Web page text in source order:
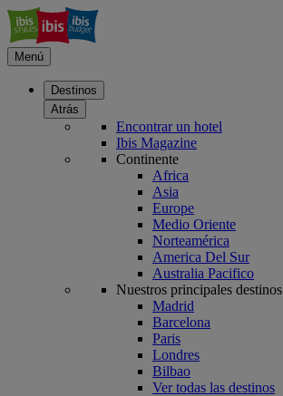
Menú
Destinos
Atrás
Encontrar un hotel
Ibis Magazine
Continente
Africa
Asia
Europe
Medio Oriente
Norteamérica
America Del Sur
Australia Pacifico
Nuestros principales destinos
Madrid
Barcelona
Paris
Londres
Bilbao
Ver todas las destinos